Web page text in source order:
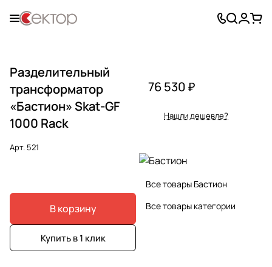
Разделительный
трансформатор
«Бастион» Skat-GF
1000 Rack
Арт. 521
В корзину
Купить в 1 клик
76 530 ₽
Нашли дешевле?
Все товары Бастион
Все товары категории